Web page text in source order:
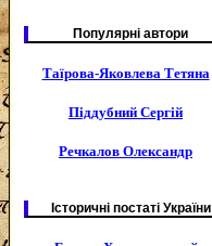
Популярні автори
Таїрова-Яковлева Тетяна
Піддубний Сергій
Речкалов Олександр
Історичні постаті України